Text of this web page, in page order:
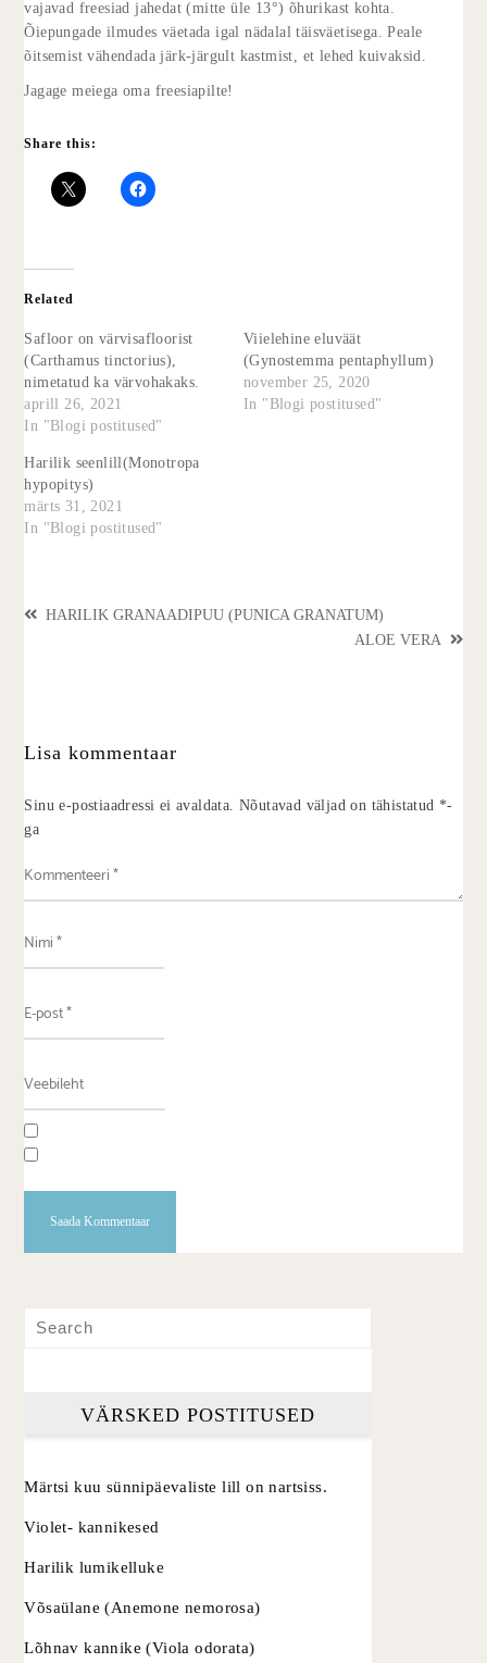
vajavad freesiad jahedat (mitte üle 13°) õhurikast kohta.
Õiepungade ilmudes väetada igal nädalal täisväetisega. Peale
õitsemist vähendada järk-järgult kastmist, et lehed kuivaksid.
Jagage meiega oma freesiapilte!
Share this:
Related
Safloor on värvisafloorist
(Carthamus tinctorius),
nimetatud ka värvohakaks.
aprill 26, 2021
In "Blogi postitused"
Viielehine eluväät
(Gynostemma pentaphyllum)
november 25, 2020
In "Blogi postitused"
Harilik seenlill(Monotropa
hypopitys)
märts 31, 2021
In "Blogi postitused"
HARILIK GRANAADIPUU (PUNICA GRANATUM)
ALOE VERA
Lisa kommentaar
Sinu e-postiaadressi ei avaldata. Nõutavad väljad on tähistatud *-
ga
VÄRSKED POSTITUSED
Märtsi kuu sünnipäevaliste lill on nartsiss.
Violet- kannikesed
Harilik lumikelluke
Võsaülane (Anemone nemorosa)
Lõhnav kannike (Viola odorata)